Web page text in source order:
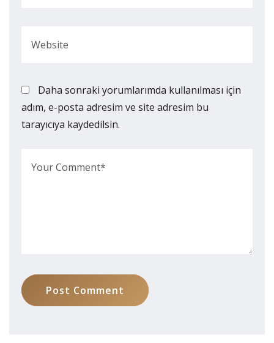
Daha sonraki yorumlarımda kullanılması için
adım, e-posta adresim ve site adresim bu
tarayıcıya kaydedilsin.
Post Comment